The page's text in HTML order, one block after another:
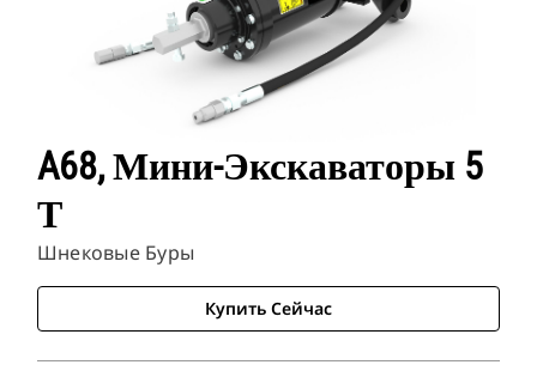
A68, Мини-Экскаваторы 5
Т
Шнековые Буры
Купить Сейчас